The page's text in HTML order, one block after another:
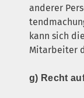
ande­rer
kann sich
Mit­ar­bei­ter
g) Recht